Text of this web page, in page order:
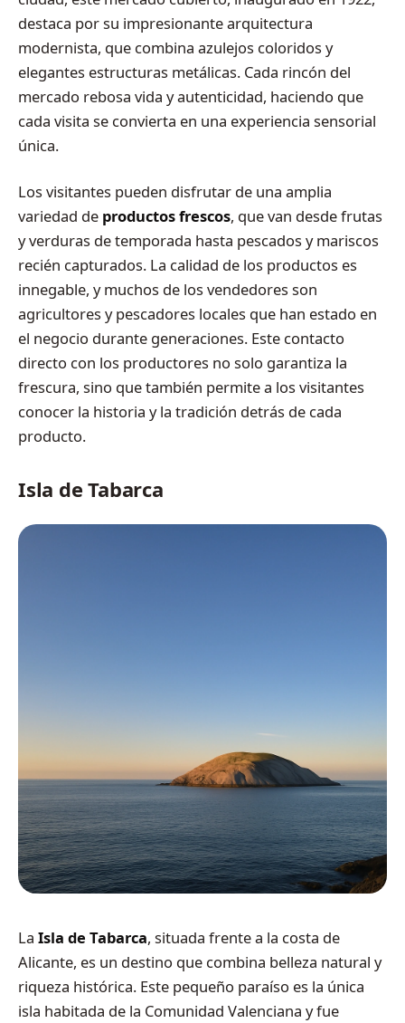
destaca por su impresionante arquitectura
modernista, que combina azulejos coloridos y
elegantes estructuras metálicas. Cada rincón del
mercado rebosa vida y autenticidad, haciendo que
cada visita se convierta en una experiencia sensorial
única.
Los visitantes pueden disfrutar de una amplia
variedad de productos frescos, que van desde frutas
y verduras de temporada hasta pescados y mariscos
recién capturados. La calidad de los productos es
innegable, y muchos de los vendedores son
agricultores y pescadores locales que han estado en
el negocio durante generaciones. Este contacto
directo con los productores no solo garantiza la
frescura, sino que también permite a los visitantes
conocer la historia y la tradición detrás de cada
producto.
Isla de Tabarca
La Isla de Tabarca, situada frente a la costa de
Alicante, es un destino que combina belleza natural y
riqueza histórica. Este pequeño paraíso es la única
isla habitada de la Comunidad Valenciana y fue